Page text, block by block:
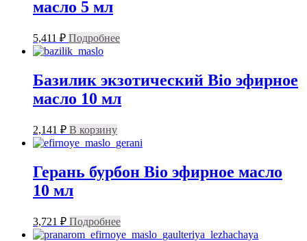
масло 5 мл
5,411 ₽ Подробнее
Базилик экзотический Bio эфирное
масло 10 мл
2,141 ₽ В корзину
Герань бурбон Bio эфирное масло
10 мл
3,721 ₽ Подробнее